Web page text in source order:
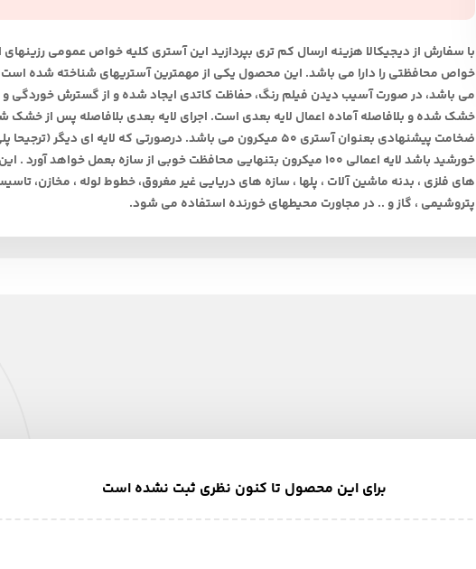
با سفارش از دیجیکالا هزینه ارسال کم تری بپردازید این آستری کلیه خواص عمومی
خواص محافظتی را دارا می باشد. این محصول یکی از مهمترین آستریهای شناخته شده
می باشد، در صورت آسیب دیدن فیلم رنگ، حفاظت کاتدی ایجاد شده و از گسترش خوردگی
خشک شده و بلافاصله آماده اعمال لایه بعدی است. اجرای لایه بعدی بلافاصله پس از
ضخامت پیشنهادی بعنوان آستری 50 میکرون می باشد. درصورتی که لایه
خورشید باشد لایه اعمالی 100 میکرون بتنهایی محافظت خوبی از سازه
های فلزی ، بدنه ماشین آلات ، پلها ، سازه های دریایی غیر مغروق، خطوط لوله ، مخازن،
پتروشیمی ، گاز و .. در مجاورت محیطهای خورنده استفاده می شود.
برای این محصول تا کنون نظری ثبت نشده است